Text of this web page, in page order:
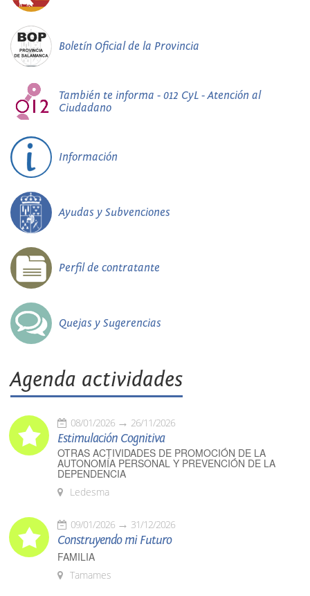
Boletín Oficial de la Provincia
También te informa - 012 CyL - Atención al
Ciudadano
Información
Ayudas y Subvenciones
Perfil de contratante
Quejas y Sugerencias
Agenda actividades
08/01/2026 26/11/2026
Estimulación Cognitiva
OTRAS ACTIVIDADES DE PROMOCIÓN DE LA
AUTONOMÍA PERSONAL Y PREVENCIÓN DE LA
DEPENDENCIA
Ledesma
09/01/2026 31/12/2026
Construyendo mi Futuro
FAMILIA
Tamames